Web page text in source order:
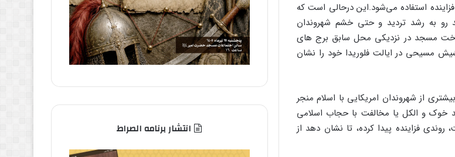
استفاده می‌شود.این درحالی است که
رو به رشد تردید و حتی خشم شهروندان
ساخت مسجد در نزدیکی محل سابق برج های
مسیحی در ایالت فلوریدا خود را نشان
از شهروندان امریکایی با اسلام منجر
خوک و الکل یا مخالفت با حجاب اسلامی
روندی فزاینده پیدا کرده، تا نشان دهد از
انتشار برنامه الصراط